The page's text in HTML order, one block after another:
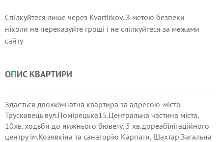
Спілкуйтеся лише через Kvartirkov. З метою безпеки
ніколи не переказуйте гроші і не спілкуйтеся за межами
сайту
ОПИС КВАРТИРИ
Здається двохкімнатна квартира за адресою-місто
Трускавець вул.Помірецька15.Центральна частина міста,
10хв. ходьби до нижнього бювету, 5 хв.дореабілітаційного
центру ім.Козявкіна та санаторію Карпати, Шахтар.Загальна